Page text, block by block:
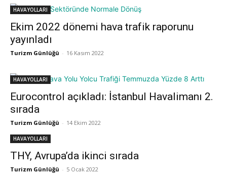
HAVAYOLLARI
Ekim 2022 dönemi hava trafik raporunu
yayınladı
Turizm Günlüğü - 16 Kasım 2022
HAVAYOLLARI
Eurocontrol açıkladı: İstanbul Havalimanı 2.
sırada
Turizm Günlüğü - 14 Ekim 2022
HAVAYOLLARI
THY, Avrupa’da ikinci sırada
Turizm Günlüğü - 5 Ocak 2022